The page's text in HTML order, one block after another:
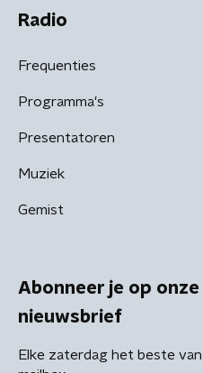
Radio
Frequenties
Programma's
Presentatoren
Muziek
Gemist
Abonneer je op
nieuwsbrief
Elke zaterdag het beste